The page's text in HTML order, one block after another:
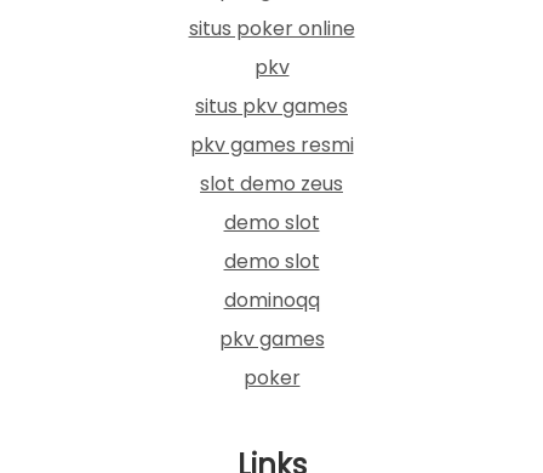
situs poker online
pkv
situs pkv games
pkv games resmi
slot demo zeus
demo slot
demo slot
dominoqq
pkv games
poker